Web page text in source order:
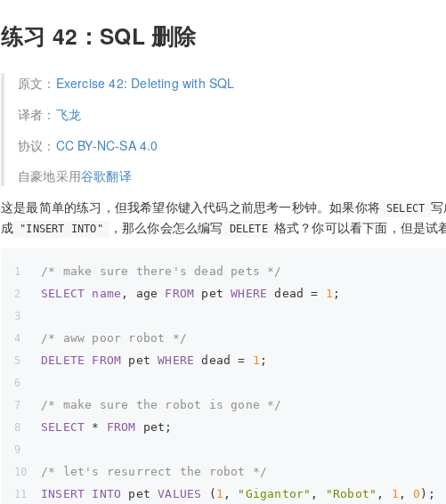
练习 42：SQL 删除
原文： Exercise 42: Deleting with SQL
译者： 飞龙
协议： CC BY-NC-SA 4.0
自豪地采用谷歌翻译
这是最简单的练习，但我希望你键入代码之前思考一秒钟。如果你将 SELECT
成
"INSERT INTO" ，那么你会怎么编写 DELETE 格式？你可以看下面，但是试
/* make sure there's dead pets */
SELECT name , age FROM pet WHERE dead = 1 ;
/* aww poor robot */
DELETE
FROM pet WHERE dead = 1 ;
/* make sure the robot is gone */
SELECT * FROM pet;
/* let's resurrect the robot */
INSERT INTO pet VALUES ( 1 , "Gigantor" , "Robot" , 1 , 0 );